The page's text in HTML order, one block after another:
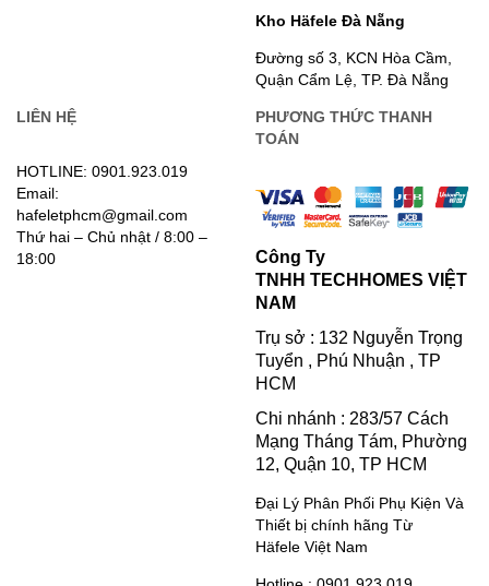
Kho Häfele Đà Nẵng
Đường số 3, KCN Hòa Cầm,
Quận Cẩm Lệ, TP. Đà Nẵng
LIÊN HỆ
HOTLINE: 0901.923.019
Email:
hafeletphcm@gmail.com
Thứ hai – Chủ nhật / 8:00 –
18:00
PHƯƠNG THỨC THANH
TOÁN
Công Ty
TNHH TECHHOMES VIỆT
NAM
Trụ sở : 132 Nguyễn Trọng
Tuyển , Phú Nhuận , TP
HCM
Chi nhánh : 283/57 Cách
Mạng Tháng Tám, Phường
12, Quận 10, TP HCM
Đại Lý Phân Phối Phụ Kiện Và
Thiết bị chính hãng Từ
Häfele Việt Nam